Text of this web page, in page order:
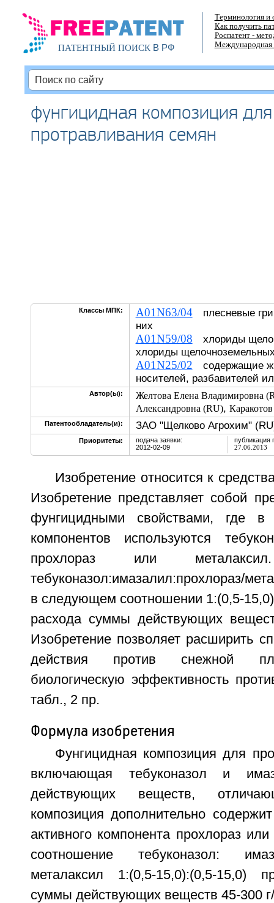
ПАТЕНТНЫЙ ПОИСКВ РФ
Терминология и
Как получить
Роспатент -
Международная
фунгицидная композиция для
протравливания семян
Классы МПК: A01N63/04плесневые
них
A01N59/08 хлориды
хлориды
A01N25/02 содержащие
носителей, разбавителей
Автор(ы):
Желтова Елена Владимировна
Александровна (RU),
Патентообладатель(и): ЗАО "Щелково Агрохим"
Приоритеты:
подача заявки:
2012-02-09
публикация
27.06.2013
Изобретение относится к
Изобретение представляет собой
фунгицидными свойствами, где в
компонентов используются
прохлораз или
тебуконазол:имазалил:прохлораз/
в следующем соотношении 1:(0,5-
расхода суммы действующих
Изобретение позволяет расширить
действия против снежной
биологическую эффективность
табл., 2 пр.
Формула изобретения
Фунгицидная композиция для
включающая тебуконазол и
действующих веществ,
композиция дополнительно
активного компонента прохлораз
соотношение тебуконазол:
металаксил 1:(0,5-15,0):(0,5-15,0)
суммы действующих веществ 45-300